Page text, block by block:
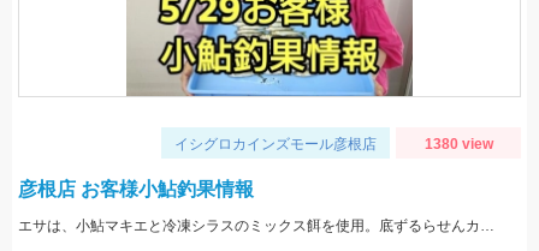
イシグロカインズモール彦根店 1380 view
彦根店 お客様小鮎釣果情報
エサは、小鮎マキエと冷凍シラスのミックス餌を使用。底ずるらせんカゴの流し釣りでの釣果です。